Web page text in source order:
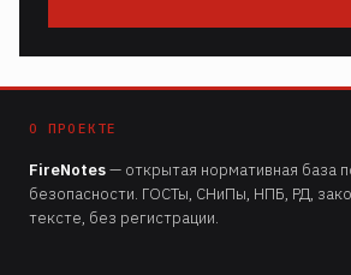
О ПРОЕКТЕ
FireNotes— открытая нормативная база
безопасности. ГОСТы, СНиПы, НПБ, РД,
тексте, без регистрации.